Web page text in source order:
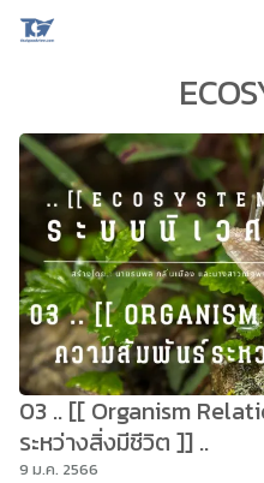
Skip
03 .. [[ Organism
ระหว่างสิ่งมีชีวิต ]] ..
9 ม.ค. 2566